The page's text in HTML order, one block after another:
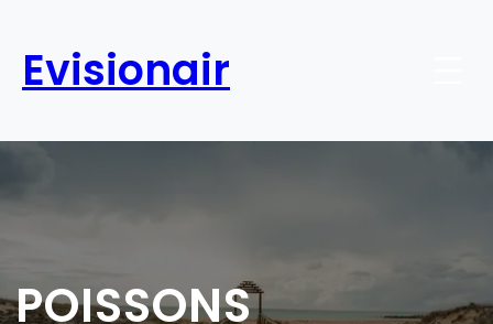
contenu
Evisionair
POISSONS